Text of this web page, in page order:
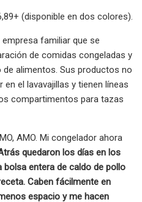
(disponible en dos colores).
familiar que se
de comidas congeladas y
alimentos. Sus productos no
en el lavavajillas y tienen líneas
compartimentos para tazas
AMO. Mi congelador ahora
quedaron los días en los
bolsa entera de caldo de pollo
Caben fácilmente en
espacio y me hacen